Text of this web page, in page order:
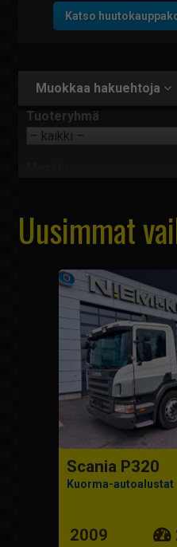
Katso
Muokkaa hakuehtoja
Tuoteryhmä
Sijainti
Vuosimalli
Mittarilukema
Näytä
Uusimmat
Scania P320
Kuorma-autoalustat
2009